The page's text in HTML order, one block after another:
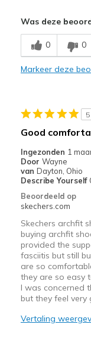
Beste
Casual Wear
Was deze
0 0
Markeer deze
5
Good
Ingezonden 1
Door Wayne
van Dayton, Ohio
Describe Yourself
Beoordeeld op
skechers.com
Skechers archfit
buying archfit
provided the
fasciitis but still
are so
they are so easy
I was concerned
but they feel
Vertaling